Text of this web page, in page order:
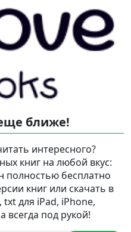
ближе!
интересного?
книг на любой вкус:
полностью бесплатно
книг или скачать в
для iPad, iPhone,
всегда под рукой!